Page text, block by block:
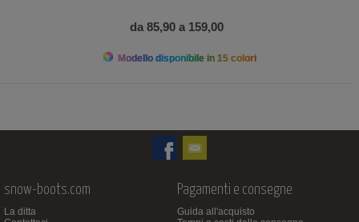
da 85,90 a 159,00
Modello disponibile in 15 colori
snow-boots.com
La ditta
Pagamenti e consegne
Guida all'acquisto